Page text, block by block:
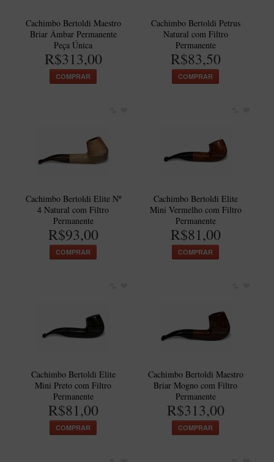
Cachimbo Bertoldi Maestro
Briar Âmbar Permanente
Peça Única
R$313,00
COMPRAR
Cachimbo Bertoldi Petrus
Natural com Filtro
Permanente
R$83,50
COMPRAR
Cachimbo Bertoldi Elite Nº
4 Natural com Filtro
Permanente
R$93,00
COMPRAR
Cachimbo Bertoldi Elite
Mini Vermelho com Filtro
Permanente
R$81,00
COMPRAR
Cachimbo Bertoldi Elite
Mini Preto com Filtro
Permanente
R$81,00
COMPRAR
Cachimbo Bertoldi Maestro
Briar Mogno com Filtro
Permanente
R$313,00
COMPRAR